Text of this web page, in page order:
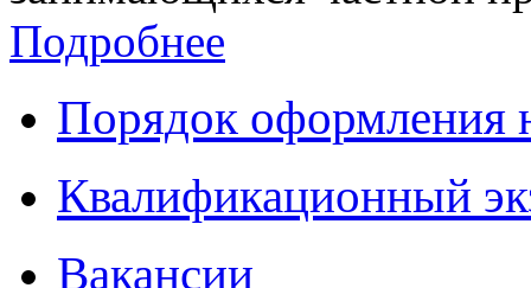
Подробнее
Порядок оформления
Квалификационный
Вакансии